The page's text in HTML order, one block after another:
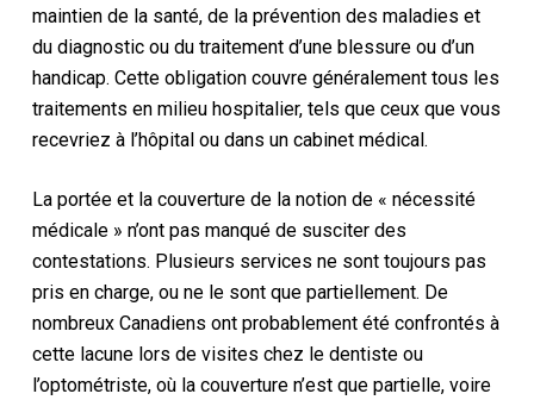
maintien de la santé, de la prévention des maladies et
du diagnostic ou du traitement d’une blessure ou d’un
handicap. Cette obligation couvre généralement tous les
traitements en milieu hospitalier, tels que ceux que vous
recevriez à l’hôpital ou dans un cabinet médical.
La portée et la couverture de la notion de « nécessité
médicale » n’ont pas manqué de susciter des
contestations. Plusieurs services ne sont toujours pas
pris en charge, ou ne le sont que partiellement. De
nombreux Canadiens ont probablement été confrontés à
cette lacune lors de visites chez le dentiste ou
l’optométriste, où la couverture n’est que partielle, voire